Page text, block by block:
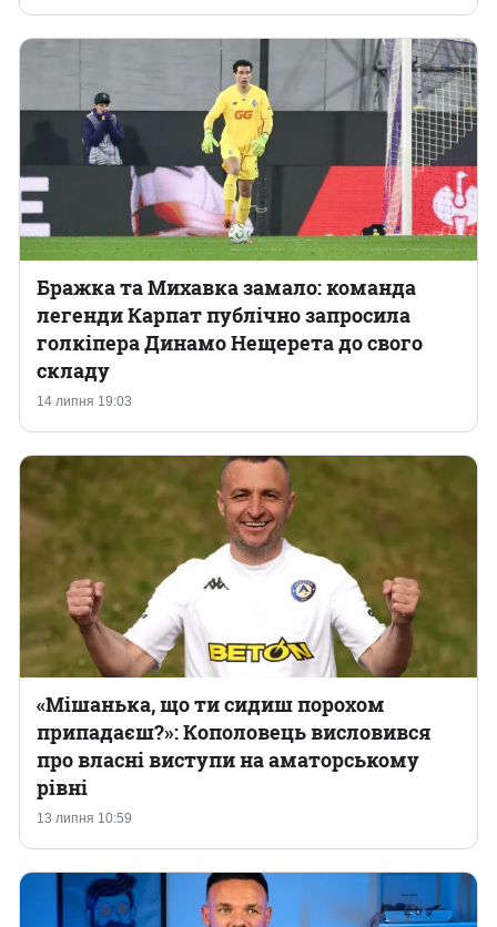
14 липня 19:03
Бражка та Михавка замало: команда
легенди Карпат публічно запросила
голкіпера Динамо Нещерета до свого
складу
13 липня 10:59
«Мішанька, що ти сидиш порохом
припадаєш?»: Кополовець висловився
про власні виступи на аматорському
рівні